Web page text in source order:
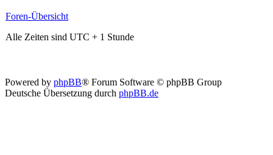
Foren-Übersicht
Alle Zeiten sind UTC + 1 Stunde
Powered by phpBB® Forum Software © phpBB Group
Deutsche Übersetzung durch phpBB.de